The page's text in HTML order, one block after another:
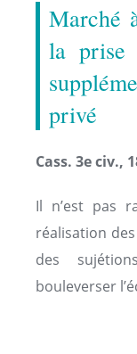
Marché
la prise
privé
Cass. 3e civ.,
Il n’est pas
réalisation
des
bouleverser